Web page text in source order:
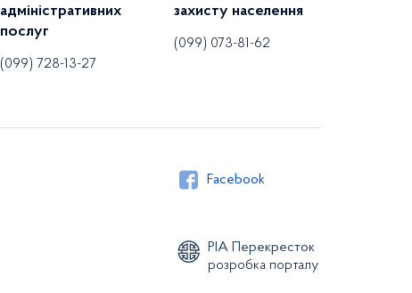
адміністративних
послуг
(099) 728-13-27
захисту населення
(099) 073-81-62
Facebook
РІА Перекресток
розробка порталу